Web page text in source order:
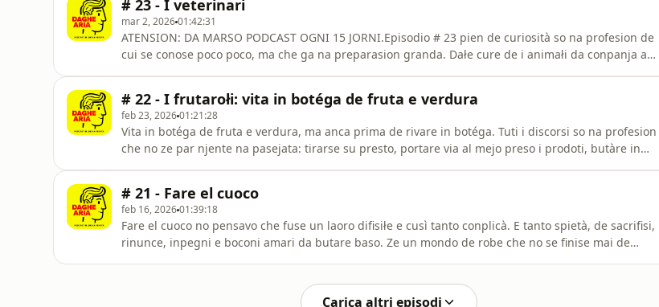
fonic
# 23 - I veterinari
mar 2, 202601:42:31
ATENSION: DA MARSO PODCAST OGNI 15 JORNI.Episodio # 23 pien de curiosità so na profesion de
cui se conose poco poco, ma che ga na preparasion granda. Dałe cure de i animałi da conpanja a
de i veterinari de
# 22 - I frutarołi: vita in botéga de fruta e verdura
feb 23, 202601:21:28
Vita in botéga de fruta e verdura, ma anca prima de rivare in botéga. Tuti i discorsi so na profesion
che no ze par njente na pasejata: tirarse su presto, portare via al mejo preso i prodoti, butàre in
Thomas e A
# 21 - Fare el cuoco
feb 16, 202601:39:18
Fare el cuoco no pensavo che fuse un laoro difisiłe e cusì tanto conplicà. E tanto spietà, de sacrifisi,
rinunce, inpegni e boconi amari da butare baso. Ze un mondo de robe che no se finise mai de
Carica altri episodi